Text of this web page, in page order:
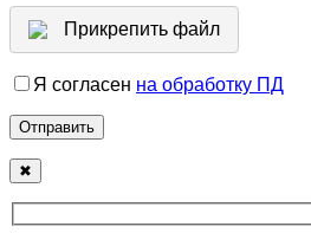
Прикрепить файл
Я согласен на обработку ПД
✖